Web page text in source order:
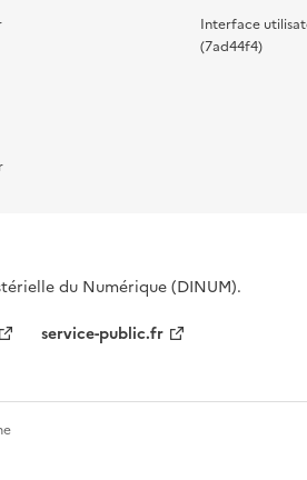
Interface
(7ad44f4)
du Numérique (DINUM).
service-public.fr